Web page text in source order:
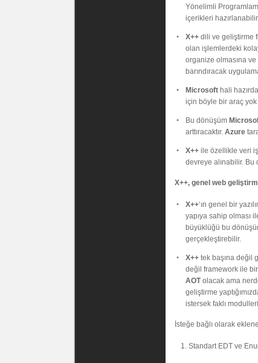
Yönelimli
içerikleri
X++ dili ve geliştirme
olan işlemlerdeki
organize olmasına
barındıracak
Microsoft hali hazırda
için böyle bir araç
Bu dönüşüm
arttıracaktır. Azure
X++ ile özellikle veri
devreye alınabilir. Bu
X++, genel web
X++‘ın genel bir
yapıya sahip olması
büyüklüğü bu
gerçekleştirebilir.
X++ tek başına değil
değil framework ile
AOTolacak ama
geliştirme
istersek faklı
İsteğe bağlı olarak
Standart EDT ve